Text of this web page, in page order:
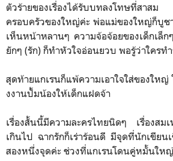
ตัวร้ายของเรื่องได้รับบทลงโทษที่สา
ครอบครัวของใหญ่ค่ะ พ่อแม่ของใหญ่ก็บู
เห็นหน้าหลานๆ ความจ้อจ้อยของเด็กเล็
ยักๆ (รัก) ก็ทำหัวใจอ่อนยวบ พอรู้ว่าใครท
สุดท้ายแกเรนก็แพ้ความเอาใจใส่ของใหญ่
งงานปั้มน้องให้เด็กแฝดจ้า
เรื่องสั้นนี้มีความละครไทยนิดๆ เรื่องสม
เกินไป ฉากรักก็เร่าร้อนดี มีจุดที่นักเขียน
สองหนึ่งจุดค่ะ ช่วงที่แกเรนโดนคู่หมั้นใหญ่